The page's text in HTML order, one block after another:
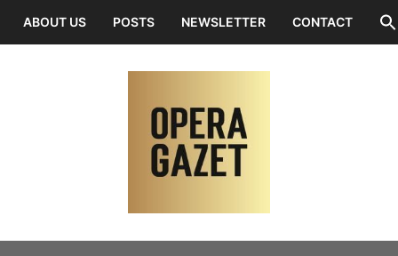
ABOUT US POSTS NEWSLETTER CONTACT